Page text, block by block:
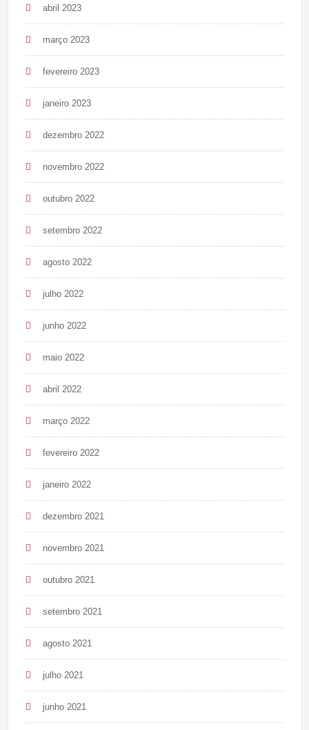
abril 2023
março 2023
fevereiro 2023
janeiro 2023
dezembro 2022
novembro 2022
outubro 2022
setembro 2022
agosto 2022
julho 2022
junho 2022
maio 2022
abril 2022
março 2022
fevereiro 2022
janeiro 2022
dezembro 2021
novembro 2021
outubro 2021
setembro 2021
agosto 2021
julho 2021
junho 2021